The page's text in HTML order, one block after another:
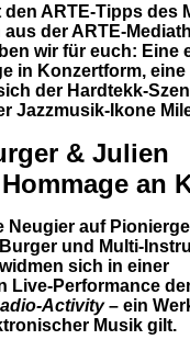
ARTE-Tipps des
der ARTE-
wir für euch: Eine
in Konzertform,
der Hardtekk-
Jazzmusik-Ikone
& Julien
an
Neugier auf
und Multi-
sich in einer
Live-Performance
Activity– ein
Musik gilt.